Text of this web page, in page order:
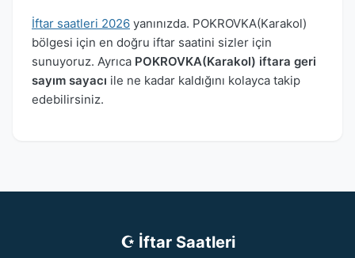
İftar saatleri 2026 yanınızda. POKROVKA(Karakol)
bölgesi için en doğru iftar saatini sizler için
sunuyoruz. Ayrıca POKROVKA(Karakol) iftara geri
sayım sayacı ile ne kadar kaldığını kolayca takip
edebilirsiniz.
☪ İftar Saatleri